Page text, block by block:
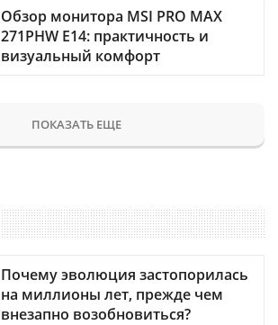
Обзор монитора MSI PRO MAX
271PHW E14: практичность и
визуальный комфорт
ПОКАЗАТЬ ЕЩЕ
Почему эволюция застопорилась
на миллионы лет, прежде чем
внезапно возобновиться?